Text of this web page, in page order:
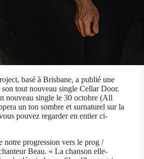
basé à Brisbane, a publié une
tout nouveau single Cellar Door.
nouveau single le 30 octobre (All
un ton sombre et surnaturel sur la
pouvez regarder en entier ci-
notre progression vers le prog /
Beau. « La chanson elle-